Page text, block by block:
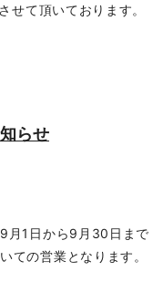
て頂いております。
らせ
月1日から9月30日まで
ての営業となります。